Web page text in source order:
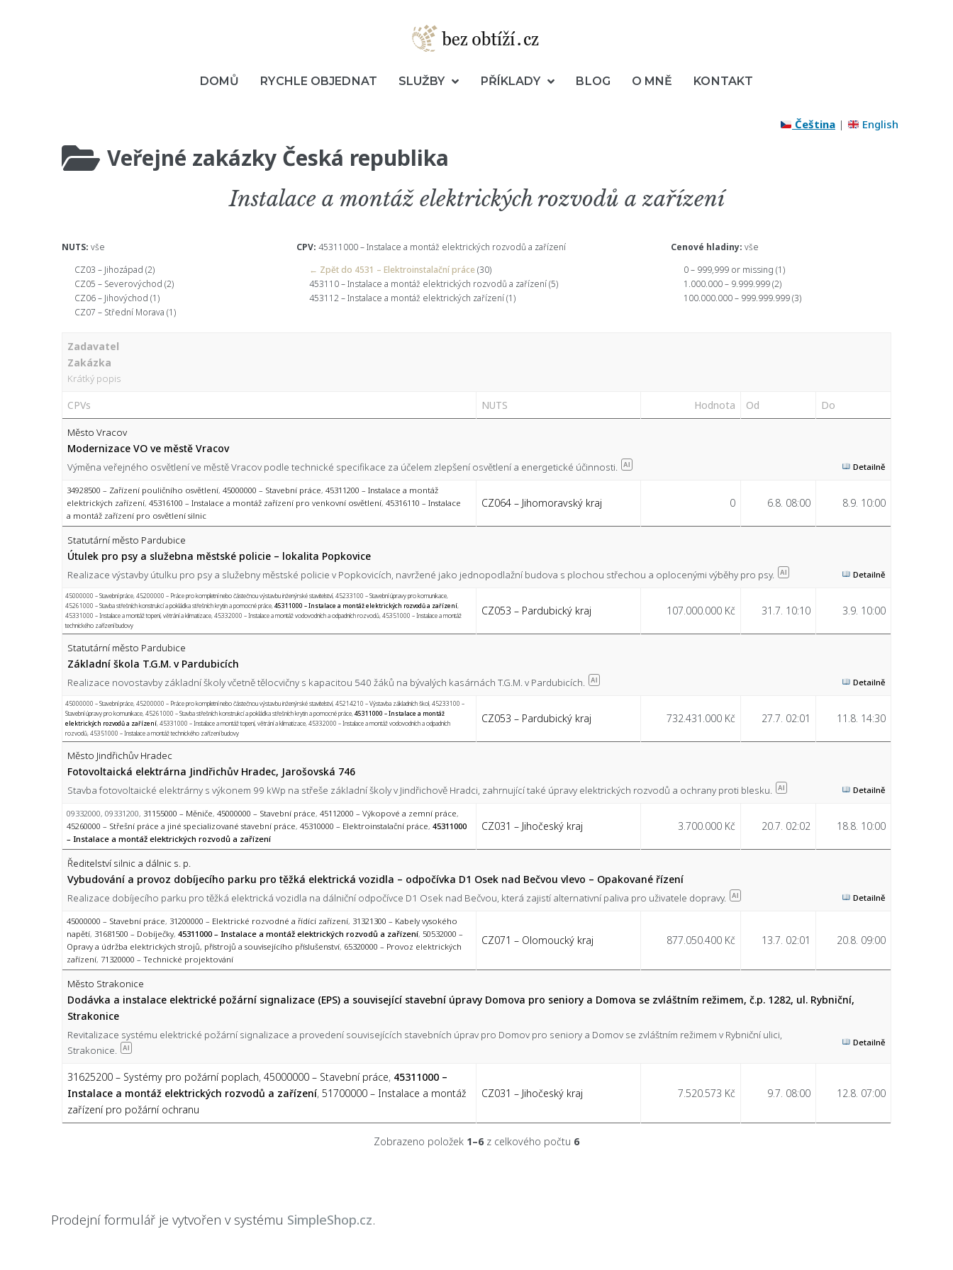
DOMŮ RYCHLE OBJEDNAT SLUŽBY PŘÍKLADY BLOG O MNĚ KONTAKT
Čeština| English
Veřejné zakázky Česká republika
Instalace a montáž elektrických rozvodů a zařízení
NUTS: vše
CZ03 – Jihozápad (2)
CZ05 – Severovýchod (2)
CZ06 – Jihovýchod (1)
CZ07 – Střední Morava (1)
CPV: 45311000 – Instalace a montáž elektrických rozvodů a zařízení
← Zpět do 4531 – Elektroinstalační práce(30)
453110 – Instalace a montáž elektrických rozvodů a zařízení(5)
453112 – Instalace a montáž elektrických zařízení(1)
Cenové hladiny: vše
0 – 999,999 or missing (1)
1.000.000 – 9.999.999(2)
100.000.000 – 999.999.999(3)
Zadavatel
Zakázka
Krátký popis
CPVs NUTS Hodnota Od Do
Město Vracov
Modernizace VO ve městě Vracov
Výměna veřejného osvětlení ve městě Vracov podle technické specifikace za účelem zlepšení osvětlení a energetické účinnosti. AI Detailně
34928500 – Zařízení pouličního osvětlení, 45000000 – Stavební práce, 45311200 – Instalace a montáž
elektrických zařízení, 45316100 – Instalace a montáž zařízení pro venkovní osvětlení, 45316110 – Instalace
a montáž zařízení pro osvětlení silnic
CZ064 – Jihomoravský kraj 0 6.8. 08:00 8.9. 10:00
Statutární město Pardubice
Útulek pro psy a služebna městské policie – lokalita Popkovice
Realizace výstavby útulku pro psy a služebny městské policie v Popkovicích, navržené jako jednopodlažní budova s plochou střechou a oplocenými výběhy pro psy. AI Detailně
45000000 – Stavební práce,45200000 – Práce pro kompletní nebo částečnou výstavbu inženýrské stavitelství,45233100 – Stavební úpravy pro komunikace,
45261000 – Stavba střešních konstrukcí a pokládka střešních krytin a pomocné práce,45311000 – Instalace a montáž elektrických rozvodů a zařízení,
45331000 – Instalace a montáž topení, větrání a klimatizace,45332000 – Instalace a montáž vodovodních a odpadních rozvodů,45351000 – Instalace a montáž
technického zařízení budovy
CZ053 – Pardubický kraj 107.000.000 Kč 31.7. 10:10 3.9. 10:00
Statutární město Pardubice
Základní škola T.G.M. v Pardubicích
Realizace novostavby základní školy včetně tělocvičny s kapacitou 540 žáků na bývalých kasárnách T.G.M. v Pardubicích. AI Detailně
45000000 – Stavební práce,45200000 – Práce pro kompletní nebo částečnou výstavbu inženýrské stavitelství,45214210 – Výstavba základních škol,45233100 –
Stavební úpravy pro komunikace,45261000 – Stavba střešních konstrukcí a pokládka střešních krytin a pomocné práce,45311000 – Instalace a montáž
elektrických rozvodů a zařízení,45331000 – Instalace a montáž topení, větrání a klimatizace,45332000 – Instalace a montáž vodovodních a odpadních
rozvodů,45351000 – Instalace a montáž technického zařízení budovy
CZ053 – Pardubický kraj 732.431.000 Kč 27.7. 02:01 11.8. 14:30
Město Jindřichův Hradec
Fotovoltaická elektrárna Jindřichův Hradec, Jarošovská 746
Stavba fotovoltaické elektrárny s výkonem 99 kWp na střeše základní školy v Jindřichově Hradci, zahrnující také úpravy elektrických rozvodů a ochrany proti blesku. AI Detailně
09332000, 09331200, 31155000 – Měniče, 45000000 – Stavební práce, 45112000 – Výkopové a zemní práce,
45260000 – Střešní práce a jiné specializované stavební práce, 45310000 – Elektroinstalační práce, 45311000
– Instalace a montáž elektrických rozvodů a zařízení
CZ031 – Jihočeský kraj 3.700.000 Kč 20.7. 02:02 18.8. 10:00
Ředitelství silnic a dálnic s. p.
Vybudování a provoz dobíjecího parku pro těžká elektrická vozidla – odpočívka D1 Osek nad Bečvou vlevo – Opakované řízení
Realizace dobíjecího parku pro těžká elektrická vozidla na dálniční odpočívce D1 Osek nad Bečvou, která zajistí alternativní paliva pro uživatele dopravy. AI Detailně
45000000 – Stavební práce, 31200000 – Elektrické rozvodné a řídící zařízení, 31321300 – Kabely vysokého
napětí, 31681500 – Dobíječky, 45311000 – Instalace a montáž elektrických rozvodů a zařízení, 50532000 –
Opravy a údržba elektrických strojů, přístrojů a souvisejícího příslušenství, 65320000 – Provoz elektrických
zařízení, 71320000 – Technické projektování
CZ071 – Olomoucký kraj 877.050.400 Kč 13.7. 02:01 20.8. 09:00
Město Strakonice
Dodávka a instalace elektrické požární signalizace (EPS) a související stavební úpravy Domova pro seniory a Domova se zvláštním režimem, č.p. 1282, ul. Rybniční,
Strakonice
Revitalizace systému elektrické požární signalizace a provedení souvisejících stavebních úprav pro Domov pro seniory a Domov se zvláštním režimem v Rybniční ulici,
Strakonice.
AI
Detailně
31625200 – Systémy pro požární poplach, 45000000 – Stavební práce, 45311000 –
Instalace a montáž elektrických rozvodů a zařízení, 51700000 – Instalace a montáž
zařízení pro požární ochranu
CZ031 – Jihočeský kraj 7.520.573 Kč 9.7. 08:00 12.8. 07:00
Zobrazeno položek 1–6z celkového počtu 6
Prodejní formulář je vytvořen v systému SimpleShop.cz.